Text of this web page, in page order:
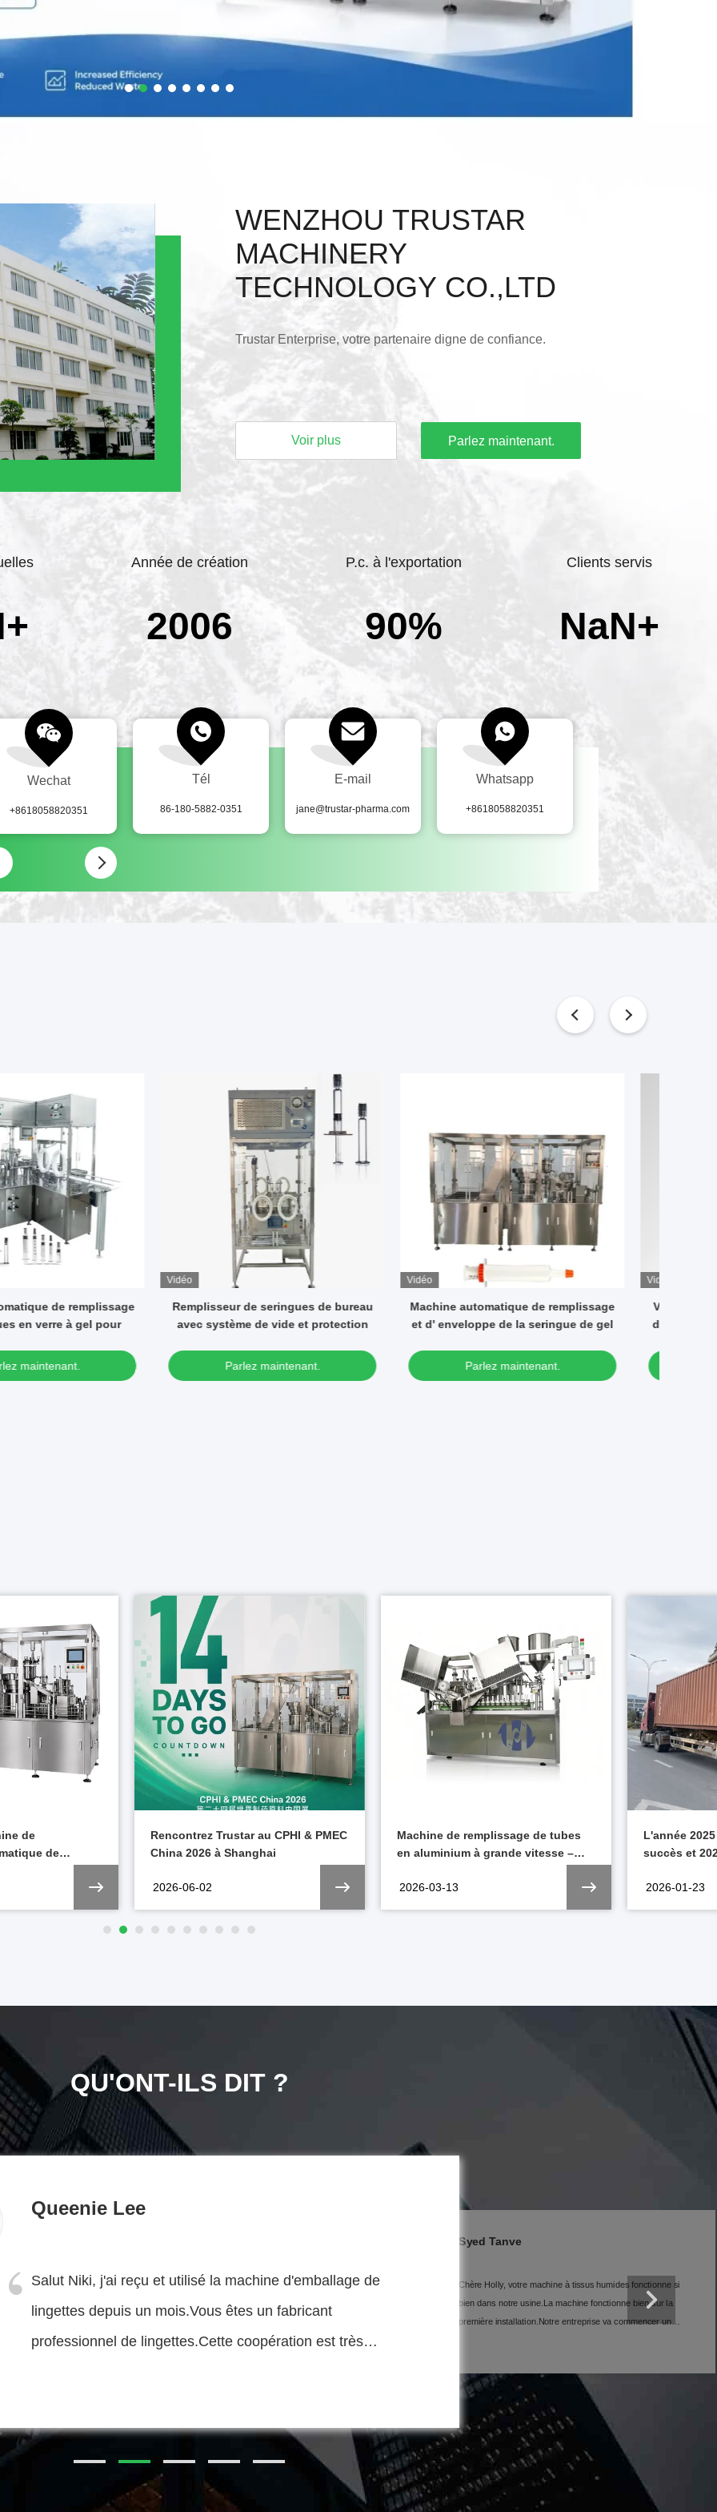
WENZHOU TRUSTAR
MACHINERY
TECHNOLOGY CO.,LTD
Trustar Enterprise, votre partenaire digne de confiance.
Voir plus Parlez maintenant.
Année de création
2006
P.c. à l'exportation
90%
Clients servis
NaN+
Wechat
+8618058820351
Tél
86-180-5882-0351
E-mail
jane@trustar-pharma.com
Whatsapp
+8618058820351
de seringues de bureau
de vide et protection
Parlez maintenant.
Machine automatique de remplissage
et d' enveloppe de la seringue de gel
Parlez maintenant.
Vente à chaud machine automatique
de remplissage de tubes et de crème
Parlez maintenant.
de
de
Rencontrez Trustar au CPHI & PMEC
China 2026 à Shanghai
2026-06-02
Machine de remplissage de tubes
en aluminium à grande vitesse –
les emballages cosmétiques,
2026-03-13
L'année
succès et
2026-01-23
QU'ONT-ILS DIT ?
Syed Tanve
Chère Holly, votre machine à tissus humides fonctionne si
bien dans notre usine.La machine fonctionne bien sur la
première installation.Notre entreprise va commencer un
Nimra Zahoor
Bonjour Holly, c'est la meilleure machine à cartonner que j'ai
achetée jusqu'à présent.